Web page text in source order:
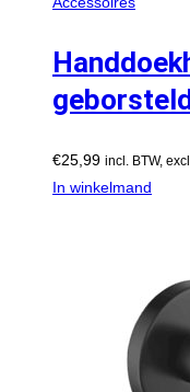
€25,99 incl. BTW,
In winkelmand